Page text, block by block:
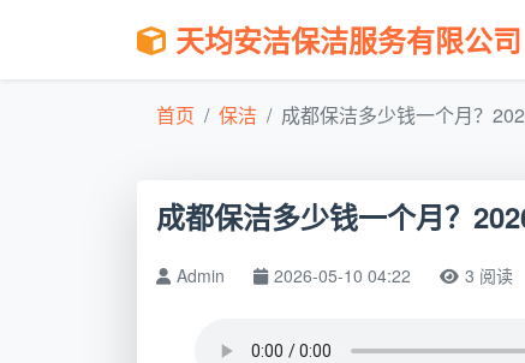
天均安洁保洁服务有限公司
首页 保洁 成都保洁多少钱一个月？
成都保洁多少钱一个月？
Admin 2026-05-10 04:22 3 阅读